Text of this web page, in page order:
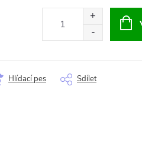
Hlídací pes Sdílet